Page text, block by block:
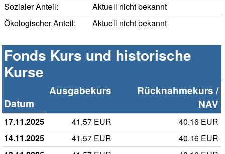
Sozialer Anteil:
Aktuell nicht bekannt
Ökologischer Anteil:
Aktuell nicht bekannt
Fonds Kurs und historische
Kurse
Datum
Ausgabekurs
Rücknahmekurs /
NAV
17.11.2025 41,57 EUR
40.16 EUR
14.11.2025
41,57 EUR
40.16 EUR